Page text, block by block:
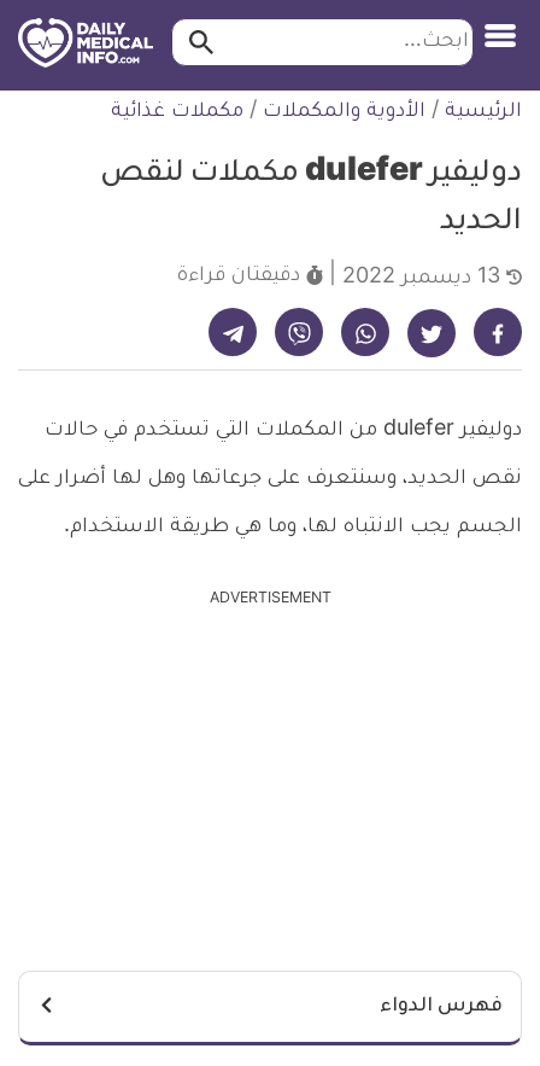
التخطي
للمحتوى
طبية
ابحث ابحث…
الرئيسية / الأدوية والمكملات / مكملات غذائية
دوليفير dulefer مكملات لنقص
الحديد
دقيقتان قراءة
شارك على فيسبوك - ديلي ميديكال انفو شارك على تويتر - ديلي ميديكال انفو شارك على واتساب - ديلي ميديكال انفو شارك على فايبر - ديلي ميديكال انفو شارك على تيليجرام - ديلي ميديكال انفو
دوليفير dulefer من المكملات التي تستخدم في حالات
نقص الحديد، وسنتعرف على جرعاتها وهل لها أضرار على
الجسم يجب الانتباه لها، وما هي طريقة الاستخدام.
ADVERTISEMENT
فهرس الدواء